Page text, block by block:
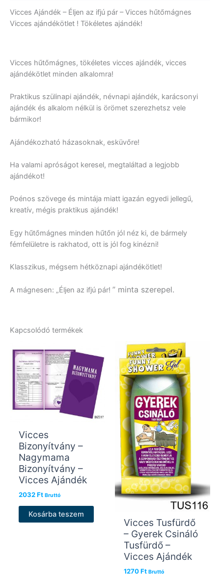
Vicces Ajándék – Éljen az ifjú pár – Vicces hűtőmágnes
Vicces ajándékötlet ! Tökéletes ajándék!
Vicces hűtőmágnes, tökéletes vicces ajándék, vicces
ajándékötlet minden alkalomra!
Praktikus szülinapi ajándék, névnapi ajándék, karácsonyi
ajándék és alkalom nélkül is örömet szerezhetsz vele
bármikor!
Ajándékozható házasoknak, esküvőre!
Ha valami apróságot keresel, megtaláltad a legjobb
ajándékot!
Poénos szövege és mintája miatt igazán egyedi jellegű,
kreatív, mégis praktikus ajándék!
Egy hűtőmágnes minden hűtőn jól néz ki, de bármely
fémfelületre is rakhatod, ott is jól fog kinézni!
Klasszikus, mégsem hétköznapi ajándékötlet!
A mágnesen: „Éljen az ifjú pár! ” minta szerepel.
Kapcsolódó termékek
Vicces
Bizonyítvány –
Nagymama
Bizonyítvány –
Vicces Ajándék
2032Ft Bruttó
Kosárba teszem
Vicces Tusfürdő
– Gyerek Csináló
Tusfürdő –
Vicces Ajándék
1270Ft Bruttó